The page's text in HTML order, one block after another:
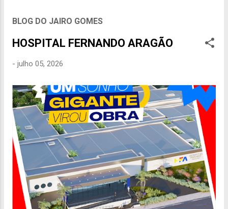
BLOG DO JAIRO GOMES
HOSPITAL FERNANDO ARAGÃO
- julho 05, 2026